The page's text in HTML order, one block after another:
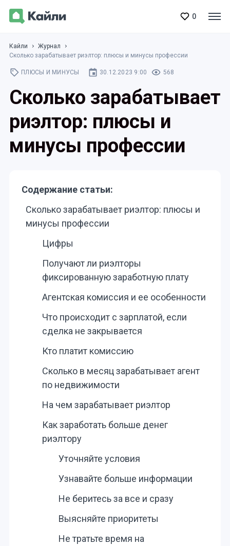
0
Кайли
Журнал
Сколько зарабатывает риэлтор: плюсы и минусы профессии
ПЛЮСЫ И МИНУСЫ 30.12.2023 9:00 568
Сколько зарабатывает
риэлтор: плюсы и
минусы профессии
Содержание статьи:
Сколько зарабатывает риэлтор: плюсы и
минусы профессии
Цифры
Получают ли риэлторы
фиксированную заработную плату
Агентская комиссия и ее особенности
Что происходит с зарплатой, если
сделка не закрывается
Кто платит комиссию
Сколько в месяц зарабатывает агент
по недвижимости
На чем зарабатывает риэлтор
Как заработать больше денег
риэлтору
Уточняйте условия
Узнавайте больше информации
Не беритесь за все и сразу
Выясняйте приоритеты
Не тратьте время на